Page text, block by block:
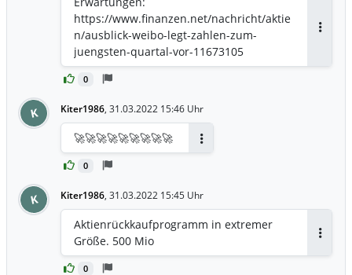
0
https://www.finanzen.net/nachricht/aktie
n/ausblick-weibo-legt-zahlen-zum-
juengsten-quartal-vor-11673105
K Kiter1986, 31.03.2022 15:46 Uhr
0
🚀🚀🚀🚀🚀🚀🚀🚀🚀
K Kiter1986, 31.03.2022 15:45 Uhr
0
Aktienrückkaufprogramm in extremer
Größe. 500 Mio